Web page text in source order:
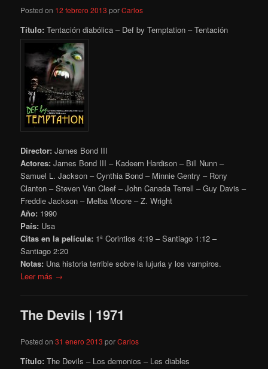
Posted on 12 febrero 2013 porCarlos
Título: Tentación diabólica – Def by Temptation – Tentación
Director: James Bond III
Actores: James Bond III – Kadeem Hardison – Bill Nunn –
Samuel L. Jackson – Cynthia Bond – Minnie Gentry – Rony
Clanton – Steven Van Cleef – John Canada Terrell – Guy Davis –
Freddie Jackson – Melba Moore – Z. Wright
Año: 1990
País: Usa
Citas en la película: 1ª Corintios 4:19 – Santiago 1:12 –
Santiago 2:20
Notas: Una historia terrible sobre la lujuria y los vampiros.
Leer más →
The Devils | 1971
Posted on31 enero 2013 porCarlos
Título:The Devils – Los demonios – Les diables